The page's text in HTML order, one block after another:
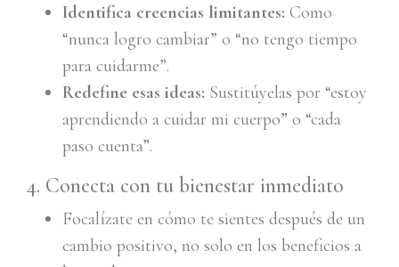
Identifica creencias limitantes: Como
“nunca logro cambiar” o “no tengo tiempo
para cuidarme”.
Redefine esas ideas: Sustitúyelas por “estoy
aprendiendo a cuidar mi cuerpo” o “cada
paso cuenta”.
4. Conecta con tu bienestar inmediato
Focalízate en cómo te sientes después de un
cambio positivo, no solo en los beneficios a